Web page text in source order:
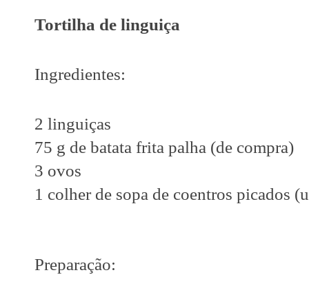
Tortilha de linguiça
Ingredientes:
2 linguiças
75 g de batata frita palha (de compra)
3 ovos
1 colher de sopa de coentros picados
Preparação: